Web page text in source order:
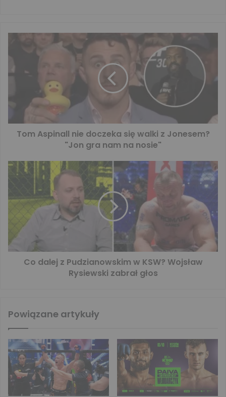
Tom Aspinall nie doczeka się walki z Jonesem?
"Jon gra nam na nosie"
Co dalej z Pudzianowskim w KSW? Wojsław
Rysiewski zabrał głos
Powiązane artykuły